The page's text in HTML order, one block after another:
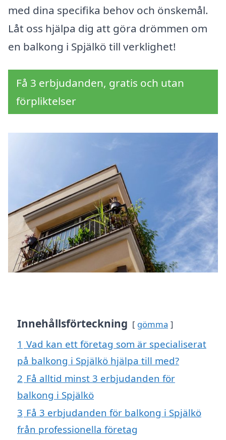
med dina specifika behov och önskemål.
Låt oss hjälpa dig att göra drömmen om
en balkong i Spjälkö till verklighet!
Få 3 erbjudanden, gratis och utan
förpliktelser
Innehållsförteckning gömma
1 Vad kan ett företag som är specialiserat
på balkong i Spjälkö hjälpa till med?
2 Få alltid minst 3 erbjudanden för
balkong i Spjälkö
3 Få 3 erbjudanden för balkong i Spjälkö
från professionella företag